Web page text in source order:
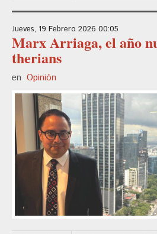
Jueves, 19 Febrero 2026 00:05
Marx Arriaga, el año
therians
en Opinión